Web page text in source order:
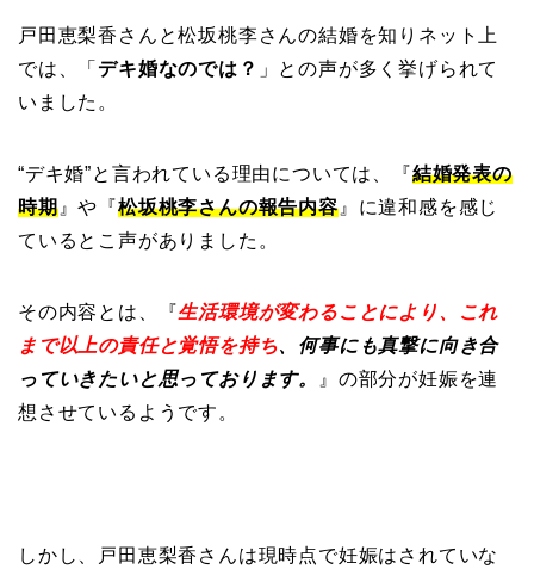
戸田恵梨香さんと松坂桃李さんの結婚を知りネット上
では、「 デキ婚なのでは？ 」との声が多く挙げられて
いました。
“デキ婚”と言われている理由については、『結婚発表の
時期』や『松坂桃李さんの報告内容』に違和感を感じ
ているとこ声がありました。
その内容とは、『生活環境が変わることにより、これ
まで以上の責任と覚悟を持ち、何事にも真撃に向き合
っていきたいと思っております。
』の部分が妊娠を連
想させているようです。
しかし、戸田恵梨香さんは現時点で妊娠はされていな